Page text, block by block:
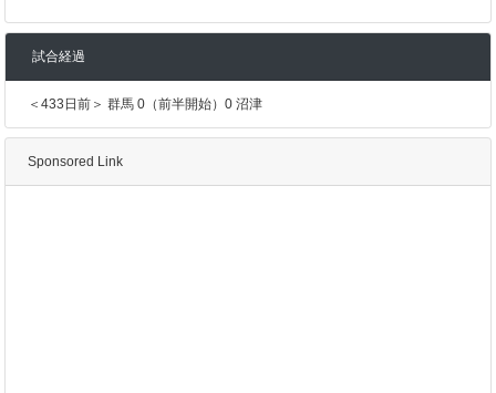
試合経過
＜433日前＞ 群馬 0（前半開始）0 沼津
Sponsored Link